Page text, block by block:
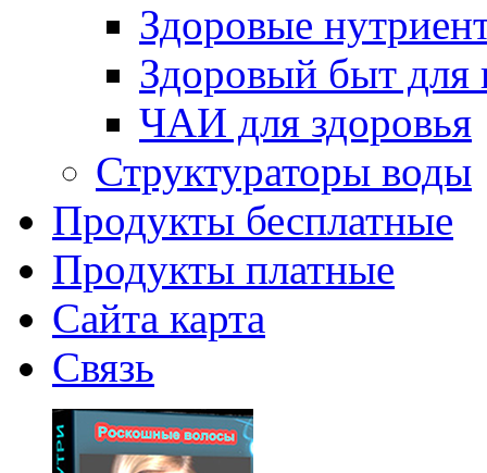
Здоровые
Здоровый быт для
ЧАИ для здоровья
Структураторы воды
Продукты бесплатные
Продукты платные
Сайта карта
Связь